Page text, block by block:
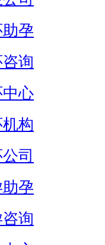
孕
询
心
构
司
孕
询